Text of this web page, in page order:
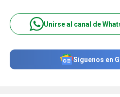
Unirse al canal de
Síguenos en